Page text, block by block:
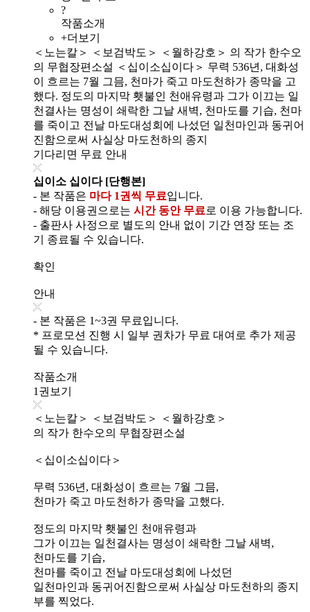
?
작품소개
+더보기
＜노는칼＞ ＜보검박도＞ ＜월하강호＞ 의 작가 한수오
의 무협장편소설 ＜십이소십이다＞ 무력 536년, 대화성
이 흐르는 7월 그믐, 천마가 죽고 마도천하가 종막을 고
했다. 정도의 마지막 횃불인 천애유령과 그가 이끄는 일
천결사는 명성이 쇄락한 그날 새벽, 천마도를 기습, 천마
를 죽이고 전날 마도대성회에 나섰던 일천마인과 동귀어
진함으로써 사실상 마도천하의 종지
기다리면 무료 안내
십이소 십이다 [단행본]
- 본 작품은 마다 1권씩 무료입니다.
- 해당 이용권으로는 시간 동안 무료 로 이용 가능합니다.
- 출판사 사정으로 별도의 안내 없이 기간 연장 또는 조
기 종료될 수 있습니다.
확인
안내
- 본 작품은 1~3권 무료입니다.
* 프로모션 진행 시 일부 권차가 무료 대여로 추가 제공
될 수 있습니다.
작품소개
1권보기
＜노는칼＞ ＜보검박도＞ ＜월하강호＞
의 작가 한수오의 무협장편소설
＜십이소십이다＞
무력 536년, 대화성이 흐르는 7월 그믐,
천마가 죽고 마도천하가 종막을 고했다.
정도의 마지막 횃불인 천애유령과
그가 이끄는 일천결사는 명성이 쇄락한 그날 새벽,
천마도를 기습,
천마를 죽이고 전날 마도대성회에 나섰던
일천마인과 동귀어진함으로써 사실상 마도천하의 종지
부를 찍었다.